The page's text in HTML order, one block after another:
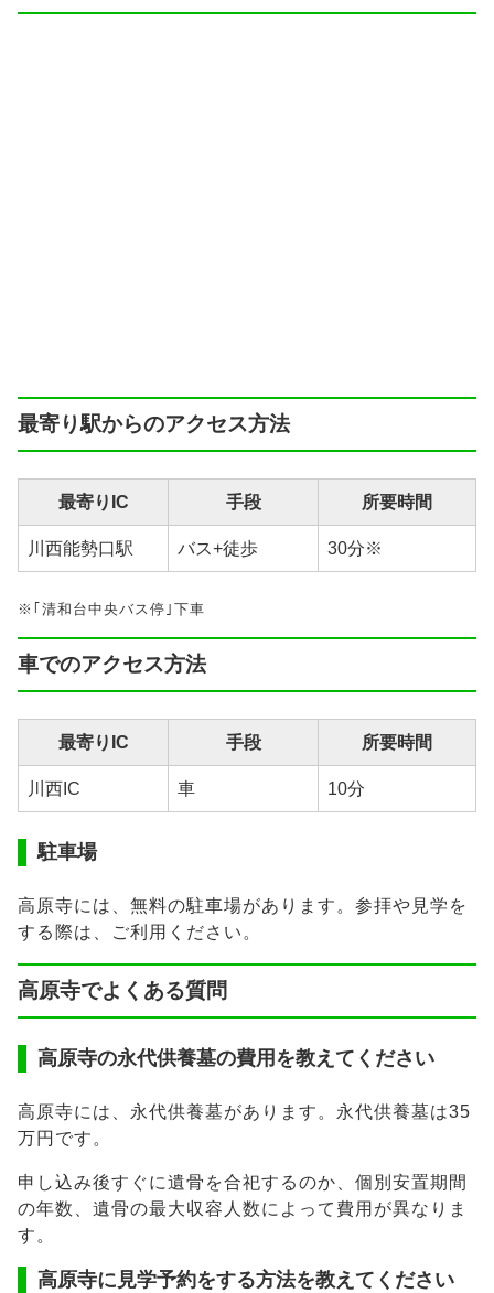
最寄り駅からのアクセス方法
最寄りIC 手段 所要時間
川西能勢口駅 バス+徒歩 30分※
※｢清和台中央バス停｣下車
車でのアクセス方法
最寄りIC 手段 所要時間
川西IC 車 10分
駐車場
高原寺には、無料の駐車場があります。参拝や見学を
する際は、ご利用ください。
高原寺でよくある質問
高原寺の永代供養墓の費用を教えてください
高原寺には、永代供養墓があります。永代供養墓は35
万円です。
申し込み後すぐに遺骨を合祀するのか、個別安置期間
の年数、遺骨の最大収容人数によって費用が異なりま
す。
高原寺に見学予約をする方法を教えてください